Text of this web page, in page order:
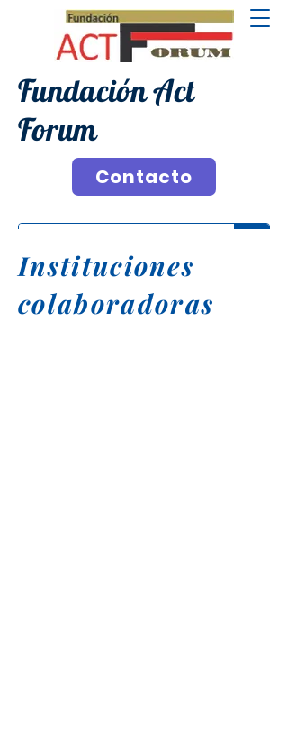
Fundación Act
Forum
Contacto
Instituciones
colaboradoras